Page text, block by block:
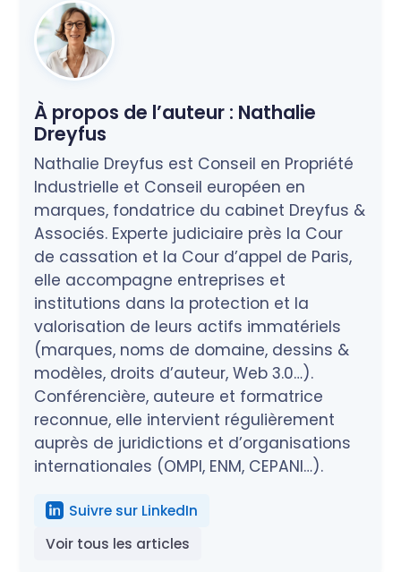
À propos de l’auteur : Nathalie
Dreyfus
Nathalie Dreyfus est Conseil en Propriété
Industrielle et Conseil européen en
marques, fondatrice du cabinet Dreyfus &
Associés. Experte judiciaire près la Cour
de cassation et la Cour d’appel de Paris,
elle accompagne entreprises et
institutions dans la protection et la
valorisation de leurs actifs immatériels
(marques, noms de domaine, dessins &
modèles, droits d’auteur, Web 3.0…).
Conférencière, auteure et formatrice
reconnue, elle intervient régulièrement
auprès de juridictions et d’organisations
internationales (OMPI, ENM, CEPANI…).
Suivre sur LinkedIn
Voir tous les articles